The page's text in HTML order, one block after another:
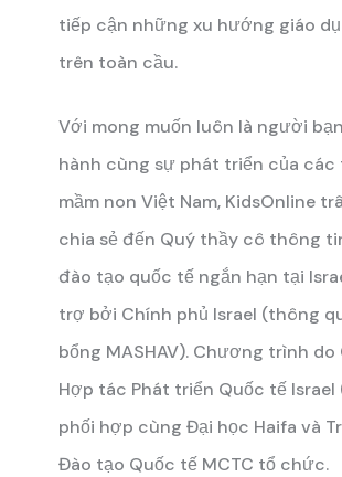
tiếp cận những xu hướng giáo
trên toàn cầu.
Với mong muốn luôn là người
hành cùng sự phát triển của
mầm non Việt Nam, KidsOnline
chia sẻ đến Quý thầy cô thông
đào tạo quốc tế ngắn hạn tại
trợ bởi Chính phủ Israel (thông
bổng MASHAV). Chương trình do
Hợp tác Phát triển Quốc tế Israel
phối hợp cùng Đại học Haifa và
Đào tạo Quốc tế MCTC tổ chức.